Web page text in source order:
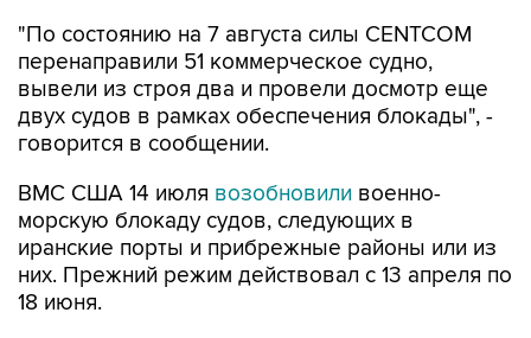
"По состоянию на 7 августа силы CENTCOM
перенаправили 51 коммерческое судно,
вывели из строя два и провели досмотр еще
двух судов в рамках обеспечения блокады", -
говорится в сообщении.
ВМС США 14 июля возобновили военно-
морскую блокаду судов, следующих в
иранские порты и прибрежные районы или из
них. Прежний режим действовал с 13 апреля по
18 июня.